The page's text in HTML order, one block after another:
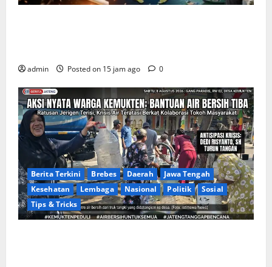
admin Posted on 15 jam ago 0
Berita Terkini Brebes Daerah
Jawa Tengah
Kesehatan
Lembaga Nasional Politik
Sosial
Tips & Tricks